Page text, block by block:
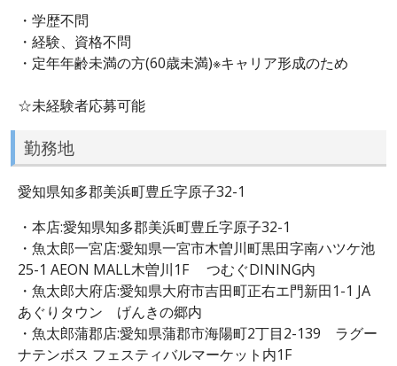
・学歴不問
・経験、資格不問
・定年年齢未満の方(60歳未満)※キャリア形成のため
☆未経験者応募可能
勤務地
愛知県知多郡美浜町豊丘字原子32-1
・本店:愛知県知多郡美浜町豊丘字原子32-1
・魚太郎一宮店:愛知県一宮市木曽川町黒田字南ハツケ池
25-1 AEON MALL木曽川1F つむぐDINING内
・魚太郎大府店:愛知県大府市吉田町正右エ門新田1-1 JA
あぐりタウン げんきの郷内
・魚太郎蒲郡店:愛知県蒲郡市海陽町2丁目2-139 ラグー
ナテンボス フェスティバルマーケット内1F